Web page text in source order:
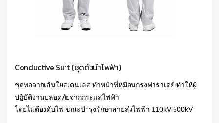
Conductive Suit (ชุดตัวนำไฟฟ้า)
ชุดทอจากเส้นใยสเตนเลส ทำหน้าที่หมือนกรงฟาราเดย์ ทำให้ผู้
ปฏิบัติงานปลอดภัยจากกระแสไฟฟ้า
โดยไม่ต้องดับไฟ ขณะบำรุงรักษาสายส่งไฟฟ้า 110kV-500kV